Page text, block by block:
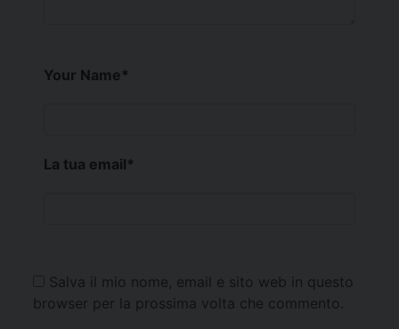
Your Name*
La tua email*
Salva il mio nome, email e sito web in questo
browser per la prossima volta che commento.